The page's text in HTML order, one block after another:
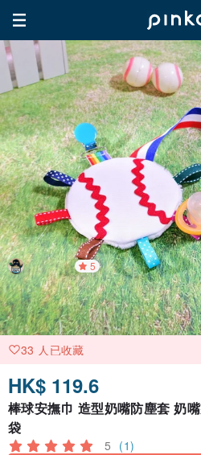
5
33 人已收藏
HK$ 119.6
棒球安撫巾 造型奶嘴防塵套 奶
袋
5 (1)